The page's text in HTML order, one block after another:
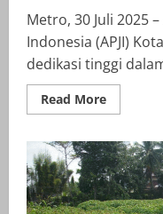
Metro, 30 Juli 2025
Indonesia (APJI)
dedikasi tinggi
Read MoreRead
more
Kota
Metro
Perkuat
Warisan
Kuliner
Lewat